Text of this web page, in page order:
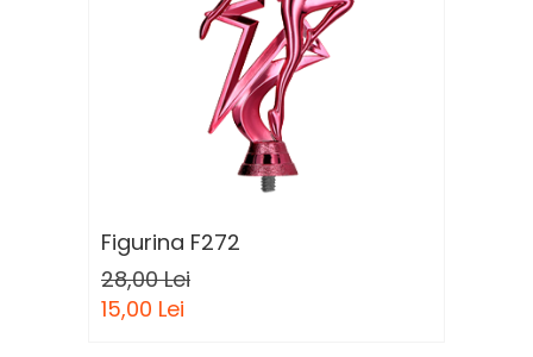
Figurina F272
28,00 Lei
15,00 Lei